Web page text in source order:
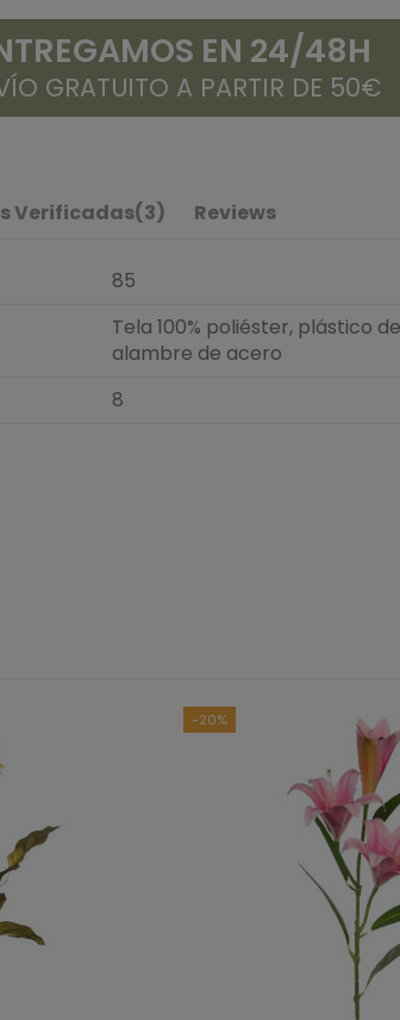
EN 24/48H
GRATUITO A PARTIR DE 50€
Verificadas(3) Reviews
85
Tela 100% poliéster, plástico
alambre de acero
8
-20%